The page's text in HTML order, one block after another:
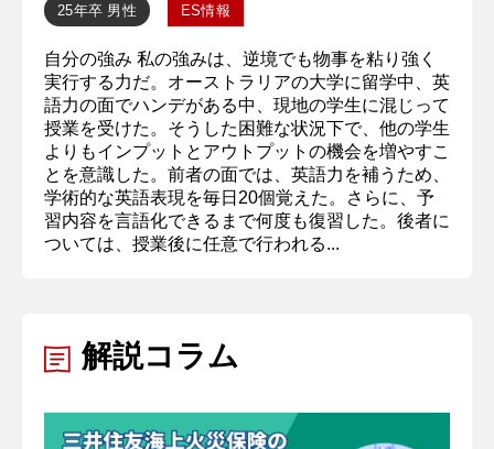
25年卒 男性 ES情報
自分の強み 私の強みは、逆境でも物事を粘り強く
実行する力だ。オーストラリアの大学に留学中、英
語力の面でハンデがある中、現地の学生に混じって
授業を受けた。そうした困難な状況下で、他の学生
よりもインプットとアウトプットの機会を増やすこ
とを意識した。前者の面では、英語力を補うため、
学術的な英語表現を毎日20個覚えた。さらに、予
習内容を言語化できるまで何度も復習した。後者に
ついては、授業後に任意で行われる...
解説コラム